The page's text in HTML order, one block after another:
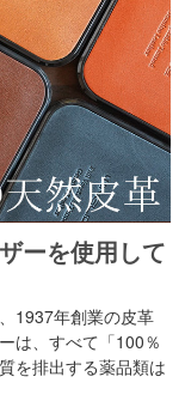
ーを使用して
1937年創業の皮革
は、すべて「100％
を排出する薬品類は